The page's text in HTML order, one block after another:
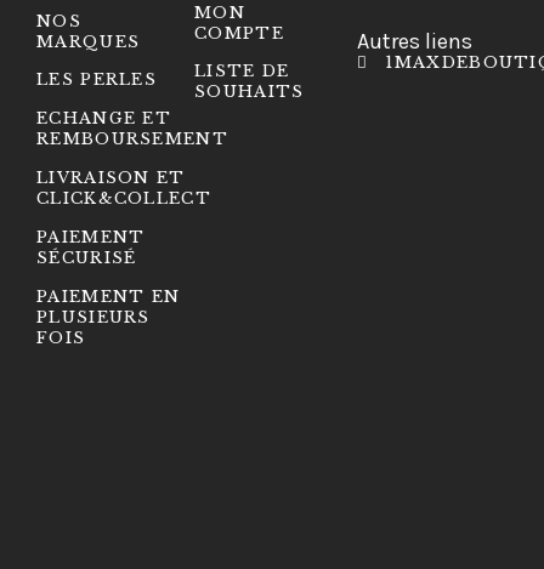
NOS
MARQUES
LES PERLES
ECHANGE ET
REMBOURSEMENT
LIVRAISON ET
CLICK&COLLECT
PAIEMENT
SÉCURISÉ
PAIEMENT EN
PLUSIEURS
FOIS
MON
COMPTE
LISTE DE
SOUHAITS
Autres liens